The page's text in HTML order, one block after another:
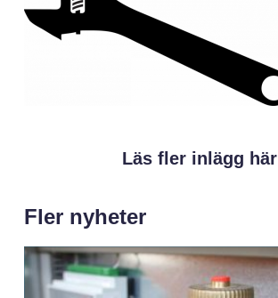
Läs fler inlägg här
Fler nyheter